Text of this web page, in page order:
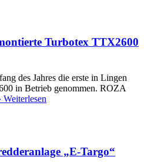
Turbotex TTX2600
des Jahres die erste in Lingen
in Betrieb genommen. ROZA
Weiterlesen
„E-Targo“